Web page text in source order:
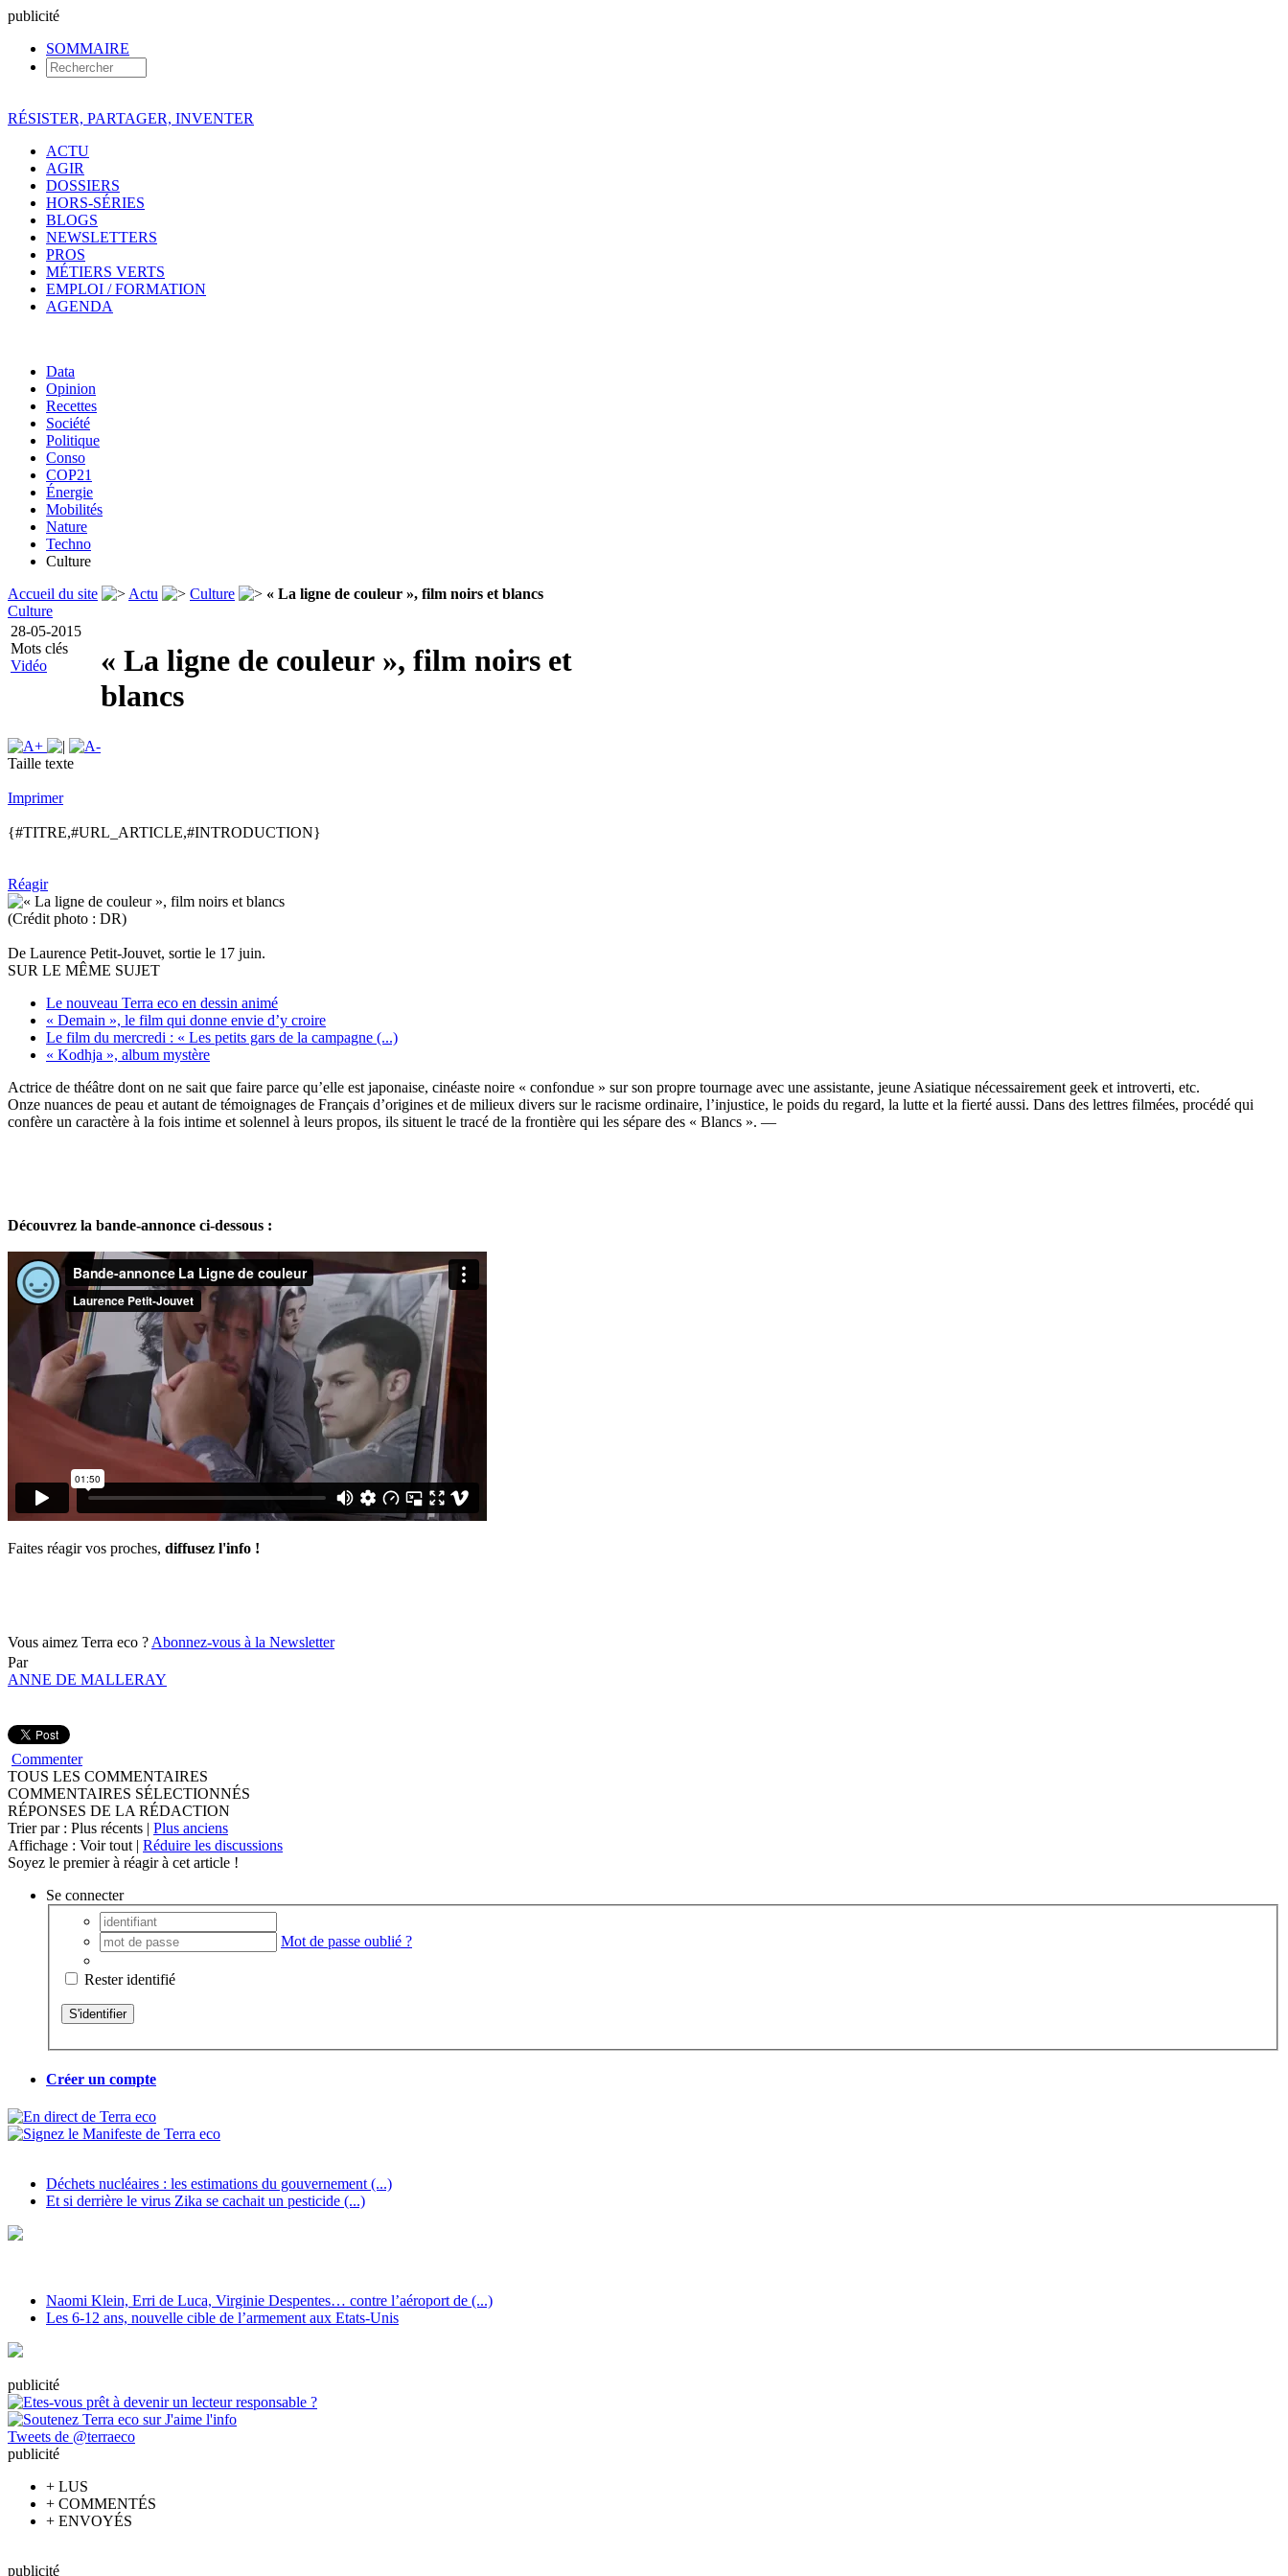
publicité
SOMMAIRE
RÉSISTER, PARTAGER, INVENTER
ACTU
AGIR
DOSSIERS
HORS-SÉRIES
BLOGS
NEWSLETTERS
PROS
MÉTIERS VERTS
EMPLOI / FORMATION
AGENDA
Data
Opinion
Recettes
Société
Politique
Conso
COP21
Énergie
Mobilités
Nature
Techno
Culture
Accueil du site
Actu Culture
« La ligne de couleur », film noirs et blancs
Culture
28-05-2015
Mots clés
Vidéo
« La ligne de couleur », film noirs et
blancs
Taille texte
Imprimer
{#TITRE,#URL_ARTICLE,#INTRODUCTION}
Réagir
(Crédit photo : DR)
De Laurence Petit-Jouvet, sortie le 17 juin.
SUR LE MÊME SUJET
Le nouveau Terra eco en dessin animé
« Demain », le film qui donne envie d’y croire
Le film du mercredi : « Les petits gars de la campagne (...)
« Kodhja », album mystère
Actrice de théâtre dont on ne sait que faire parce qu’elle est japonaise, cinéaste noire « confondue » sur son propre tournage avec une assistante, jeune Asiatique nécessairement geek et introverti, etc.
Onze nuances de peau et autant de témoignages de Français d’origines et de milieux divers sur le racisme ordinaire, l’injustice, le poids du regard, la lutte et la fierté aussi. Dans des lettres filmées, procédé qui
confère un caractère à la fois intime et solennel à leurs propos, ils situent le tracé de la frontière qui les sépare des « Blancs ». —
Découvrez la bande-annonce ci-dessous :
Faites réagir vos proches, diffusez l'info !
Vous aimez Terra eco ? Abonnez-vous à la Newsletter
Par
ANNE DE MALLERAY
Commenter
TOUS LES COMMENTAIRES
COMMENTAIRES SÉLECTIONNÉS
RÉPONSES DE LA RÉDACTION
Trier par : Plus récents | Plus anciens
Affichage : Voir tout | Réduire les discussions
Soyez le premier à réagir à cet article !
Se connecter
Mot de passe oublié ?
Rester identifié
Créer un compte
Déchets nucléaires : les estimations du gouvernement (...)
Et si derrière le virus Zika se cachait un pesticide (...)
Naomi Klein, Erri de Luca, Virginie Despentes… contre l’aéroport de (...)
Les 6-12 ans, nouvelle cible de l’armement aux Etats-Unis
publicité
Tweets de @terraeco
publicité
+ LUS
+ COMMENTÉS
+ ENVOYÉS
publicité